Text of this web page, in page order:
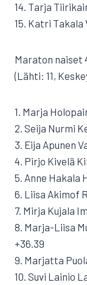
14. Tarja
15. Katri Takala
Maraton naiset
(Lähti: 11,
1. Marja
2. Seija Nurmi
3. Eija Apunen
4. Pirjo Kivelä
5. Anne Hakala
6. Liisa Akimof
7. Mirja Kujala
8. Marja-Liisa
+36.39
9. Marjatta
10. Suvi Lainio